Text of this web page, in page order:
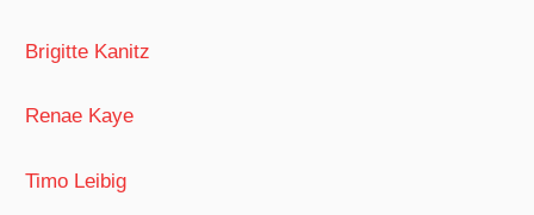
Brigitte Kanitz
Renae Kaye
Timo Leibig